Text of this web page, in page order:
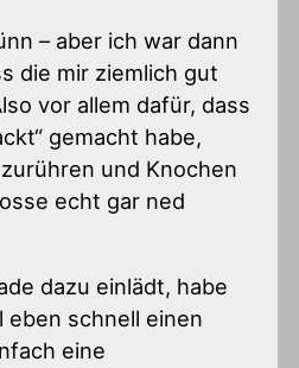
– aber ich war dann
die mir ziemlich gut
vor allem dafür, dass
gemacht habe,
und Knochen
echt gar ned
dazu einlädt, habe
eben schnell einen
eine